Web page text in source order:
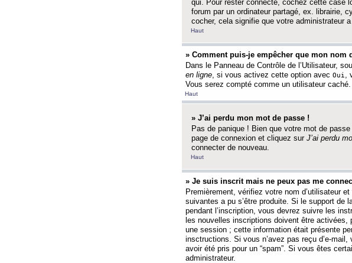
qui. Pour rester connecté, cochez cette case
forum par un ordinateur partagé, ex. librairie,
cocher, cela signifie que votre administrateur
Haut
» Comment puis-je empêcher que mon nom
Dans le Panneau de Contrôle de l’Utilisateur,
en ligne, si vous activez cette option avec Oui ,
Vous serez compté comme un utilisateur caché.
Haut
» J’ai perdu mon mot de passe !
Pas de panique ! Bien que votre mot de
page de connexion et cliquez sur J’ai perdu
connecter de nouveau.
Haut
» Je suis inscrit mais ne peux pas me
Premièrement, vérifiez votre nom d’utilisateur
suivantes a pu s’être produite. Si le support de
pendant l’inscription, vous devrez suivre les
les nouvelles inscriptions doivent être
une session ; cette information était présente
insctructions. Si vous n’avez pas reçu d’e-
avoir été pris pour un “spam”. Si vous êtes
administrateur.